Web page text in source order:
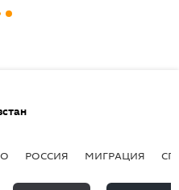
РОССИЯ МИГРАЦИЯ